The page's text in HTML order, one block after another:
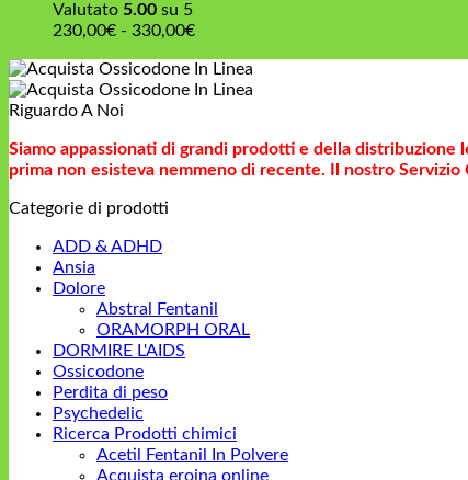
500,00€
da
a
160,00€
Valutato 5.00 su 5
230,00€ - 330,00€Fascia
prezzo:
da
330,00€
Riguardo A Noi
Siamo appassionati di grandi prodotti e della
prima non esisteva nemmeno di recente. Il nostro
Categorie di prodotti
ADD & ADHD
Ansia
Dolore
Abstral Fentanil
ORAMORPH ORAL
DORMIRE L'AIDS
Ossicodone
Perdita di peso
Psychedelic
Ricerca Prodotti chimici
Acetil Fentanil In Polvere
Acquista eroina online